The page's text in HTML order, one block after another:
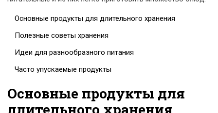
Основные продукты для длительного хранения
Полезные советы хранения
Идеи для разнообразного питания
Часто упускаемые продукты
Основные продукты для